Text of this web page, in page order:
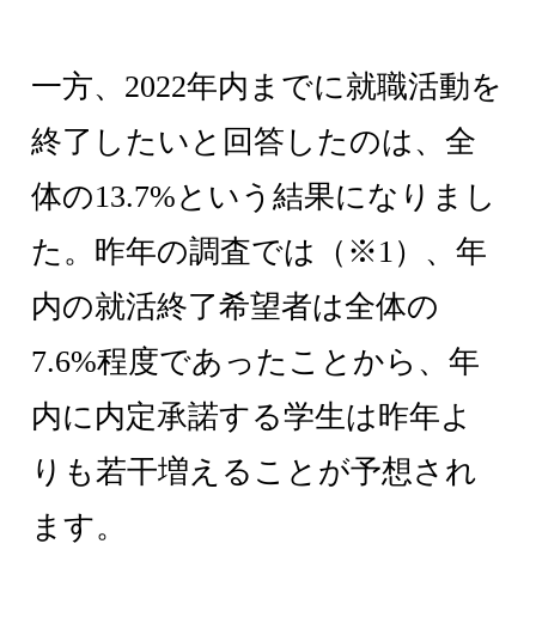
一方、2022年内までに就職活動を
終了したいと回答したのは、全
体の13.7%という結果になりまし
た。昨年の調査では（※1）、年
内の就活終了希望者は全体の
7.6%程度であったことから、年
内に内定承諾する学生は昨年よ
りも若干増えることが予想され
ます。